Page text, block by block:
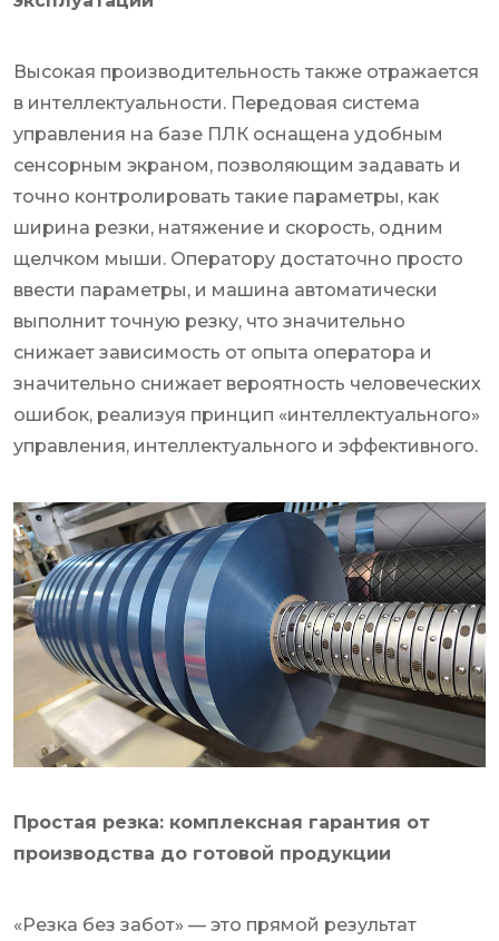
Высокая производительность также отражается
в интеллектуальности. Передовая система
управления на базе ПЛК оснащена удобным
сенсорным экраном, позволяющим задавать и
точно контролировать такие параметры, как
ширина резки, натяжение и скорость, одним
щелчком мыши. Оператору достаточно просто
ввести параметры, и машина автоматически
выполнит точную резку, что значительно
снижает зависимость от опыта оператора и
значительно снижает вероятность человеческих
ошибок, реализуя принцип «интеллектуального»
управления, интеллектуального и эффективного.
Простая резка: комплексная гарантия от
производства до готовой продукции
«Резка без забот» — это прямой результат